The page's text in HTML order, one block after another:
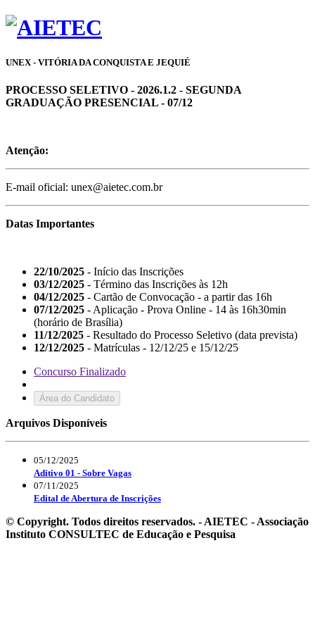
UNEX - VITÓRIA DA CONQUISTA E JEQUIÉ
PROCESSO SELETIVO - 2026.1.2 - SEGUNDA
GRADUAÇÃO PRESENCIAL - 07/12
Atenção:
E-mail oficial: unex@aietec.com.br
Datas Importantes
22/10/2025 - Início das Inscrições
03/12/2025 - Término das Inscrições às 12h
04/12/2025 - Cartão de Convocação - a partir das 16h
07/12/2025 - Aplicação - Prova Online - 14 às 16h30min
(horário de Brasília)
11/12/2025 - Resultado do Processo Seletivo (data prevista)
12/12/2025 - Matrículas - 12/12/25 e 15/12/25
Concurso Finalizado
Área do Candidato
Arquivos Disponíveis
05/12/2025
Aditivo 01 - Sobre Vagas
07/11/2025
Edital de Abertura de Inscrições
© Copyright. Todos direitos reservados. - AIETEC - Associação
Instituto CONSULTEC de Educação e Pesquisa